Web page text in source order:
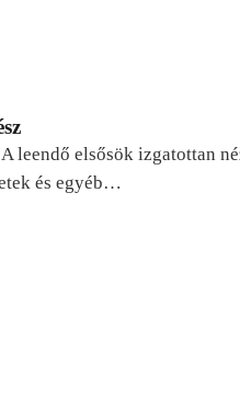
leendő elsősök izgatottan
és egyéb…